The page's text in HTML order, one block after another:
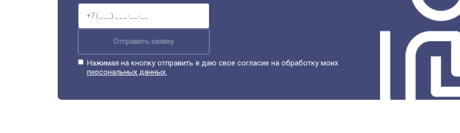
Отправить заявку
Нажимая на кнопку отправить я даю свое согласие на обработку моих
персональных данных.